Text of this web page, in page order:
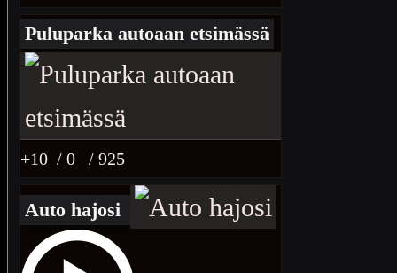
Puluparka autoaan etsimässä
+10 / 0 / 925
Auto hajosi